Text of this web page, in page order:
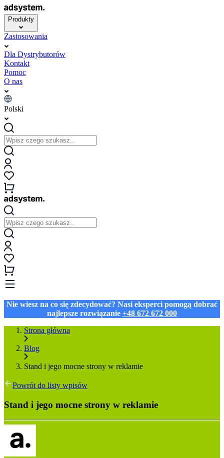
Produkty
Zastosowania
Dla Dystrybutorów
Kontakt
Pomoc
O nas
Polski
Nie wiesz na co się zdecydować? Nasi eksperci pomogą dobrać
najlepsze rozwiązanie +48 672 672 000
Strona główna
Blog
Stand i jego mocne strony w reklamie
Powrót do listy wpisów
Stand i jego mocne strony w reklamie